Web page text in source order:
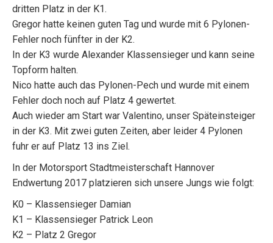
dritten Platz in der K1.
Gregor hatte keinen guten Tag und wurde mit 6 Pylonen-
Fehler noch fünfter in der K2.
In der K3 wurde Alexander Klassensieger und kann seine
Topform halten.
Nico hatte auch das Pylonen-Pech und wurde mit einem
Fehler doch noch auf Platz 4 gewertet.
Auch wieder am Start war Valentino, unser Späteinsteiger
in der K3. Mit zwei guten Zeiten, aber leider 4 Pylonen
fuhr er auf Platz 13 ins Ziel.
In der Motorsport Stadtmeisterschaft Hannover
Endwertung 2017 platzieren sich unsere Jungs wie folgt:
K0 – Klassensieger Damian
K1 – Klassensieger Patrick Leon
K2 – Platz 2 Gregor